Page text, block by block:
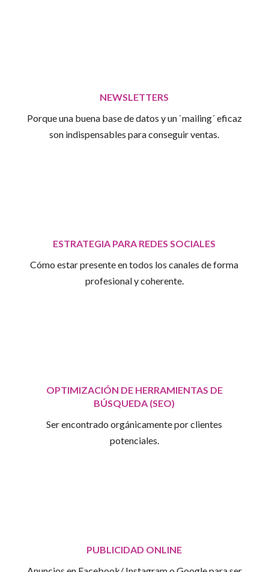
NEWSLETTERS
Porque una buena base de datos y un `mailing´ eficaz
son indispensables para conseguir ventas.
ESTRATEGIA PARA REDES SOCIALES
Cómo estar presente en todos los canales de forma
profesional y coherente.
OPTIMIZACIÓN DE HERRAMIENTAS DE
BÚSQUEDA (SEO)
Ser encontrado orgánicamente por clientes
potenciales.
PUBLICIDAD ONLINE